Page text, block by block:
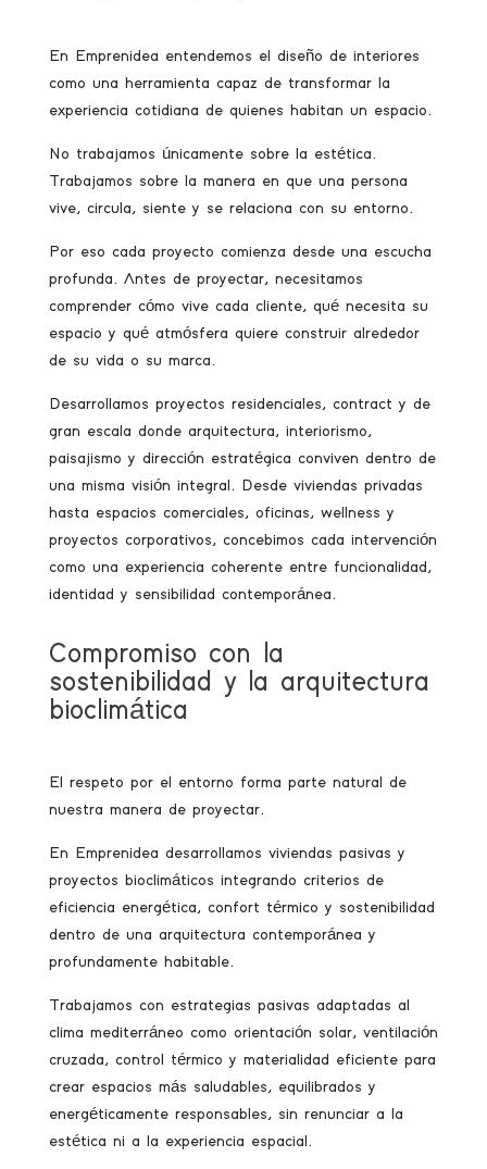
En Emprenidea entendemos el diseño de interiores
como una herramienta capaz de transformar la
experiencia cotidiana de quienes habitan un espacio.
No trabajamos únicamente sobre la estética.
Trabajamos sobre la manera en que una persona
vive, circula, siente y se relaciona con su entorno.
Por eso cada proyecto comienza desde una escucha
profunda. Antes de proyectar, necesitamos
comprender cómo vive cada cliente, qué necesita su
espacio y qué atmósfera quiere construir alrededor
de su vida o su marca.
Desarrollamos proyectos residenciales, contract y de
gran escala donde arquitectura, interiorismo,
paisajismo y dirección estratégica conviven dentro de
una misma visión integral. Desde viviendas privadas
hasta espacios comerciales, oficinas, wellness y
proyectos corporativos, concebimos cada intervención
como una experiencia coherente entre funcionalidad,
identidad y sensibilidad contemporánea.
Compromiso con la
sostenibilidad y la arquitectura
bioclimática
El respeto por el entorno forma parte natural de
nuestra manera de proyectar.
En Emprenidea desarrollamos viviendas pasivas y
proyectos bioclimáticos integrando criterios de
eficiencia energética, confort térmico y sostenibilidad
dentro de una arquitectura contemporánea y
profundamente habitable.
Trabajamos con estrategias pasivas adaptadas al
clima mediterráneo como orientación solar, ventilación
cruzada, control térmico y materialidad eficiente para
crear espacios más saludables, equilibrados y
energéticamente responsables, sin renunciar a la
estética ni a la experiencia espacial.